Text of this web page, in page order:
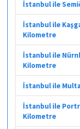
İstanbul ile
İstanbul ile
Kilometre
İstanbul ile
Kilometre
İstanbul ile
İstanbul ile
Kilometre